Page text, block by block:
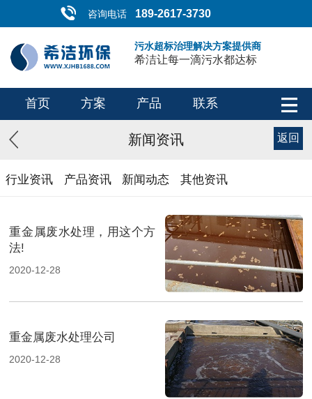
咨询电话 189-2617-3730
污水超标治理解决方案提供商
希洁让每一滴污水都达标
首页 方案 产品 联系
新闻资讯 返回
行业资讯 产品资讯 新闻动态 其他资讯
重金属废水处理，用这个方
法!
2020-12-28
重金属废水处理公司
2020-12-28